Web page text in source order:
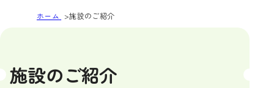
ホーム 施設のご紹介
施設のご紹介